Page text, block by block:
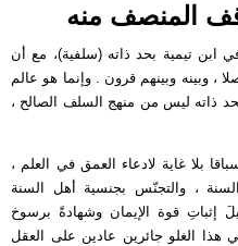
المنصف منه
ابن تيمية بحد ذاته (سلفية)، مع أن
وبينه وبينهم قرون . وإنما هو عالم
ذاته ليس من منهج السلف الصالح ،
بلا غاية لادعاء العمق في العلم ،
، والتجنّس بجنسية أهل السنة
إثباتِ قوة الإيمان وشهادةً برسوخ
هذا الغلو جائرين عادين على العقل